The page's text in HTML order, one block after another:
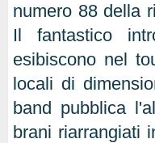
numero 88 della
Il fantastico
esibiscono nel
locali di
band pubblica
brani riarrangiati